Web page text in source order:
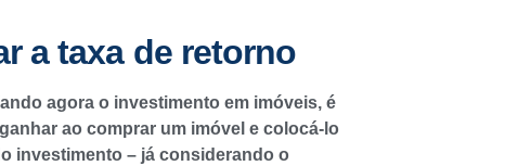
a taxa de retorno
agora o investimento em imóveis, é
ao comprar um imóvel e colocá-lo
investimento – já considerando o